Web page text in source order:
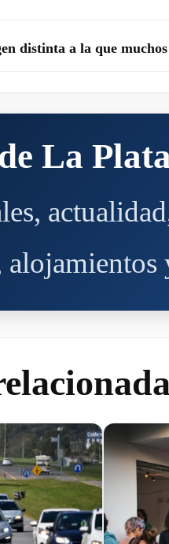
distinta a la que
La